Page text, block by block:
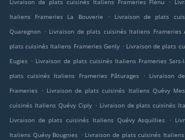
Livraison de plats cuisinés Italiens Frameries Flénu
Italiens Frameries La Bouverie
.
Livraison de plats
Quaregnon . Livraison de plats cuisinés Italiens Frameries
plats cuisinés Italiens Frameries Genly . Livraison de plats
Eugies . Livraison de plats cuisinés Italiens Frameries Sars-
plats cuisinés Italiens Frameries Pâturages
. Livraison
Frameries . Livraison de plats cuisinés Italiens Quévy
cuisinés Italiens Quévy Ciply . Livraison de plats cuisinés
Livraison de plats cuisinés Italiens Quévy Asquillies
.
Italiens Quévy Bougnies . Livraison de plats cuisinés Italiens